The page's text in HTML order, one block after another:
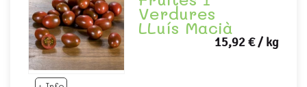
Verdures
LLuís Macià
15,92 €/ kg